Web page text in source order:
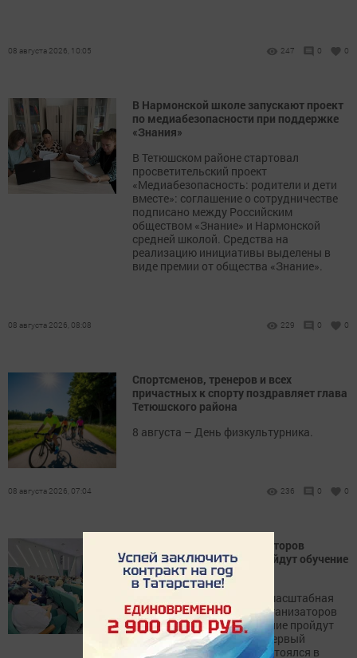
08 августа 2026, 10:05 247 0 0
В Нармонской школе запускают проект
по медиабезопасности при поддержке
«Знания»
В Тетюшском районе стартовал
просветительский проект
«Медиабезопасность: родители и дети
вместе»: соглашение о сотрудничестве
подписано между Российским
обществом «Знание» и Нармонской
средней школой. Средства на
реализацию инициативы выделены в
виде премии от общества «Знание».
08 августа 2026, 08:08 229 0 0
Спортсменов, тренеров и всех
причастных к спорту поздравляет глава
Тетюшского района
8 августа – День физкультурника.
08 августа 2026, 07:04 236 0 0
Почти 22 тысячи организаторов
выборов в Татарстане пройдут обучение
перед голосованием
В Татарстане стартовала масштабная
программа подготовки организаторов
выборов в Госдуму: обучение пройдут
около 22 тысяч человек. Первый
выездной семинар уже состоялся в